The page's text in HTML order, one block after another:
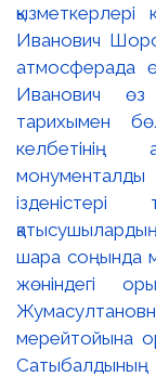
қызметкерлері
Иванович
атмосферада
Иванович өз
тарихымен
келбетінің
монументалды
шара соңында
жөніндегі
мерейтойына
Сатыбалдының